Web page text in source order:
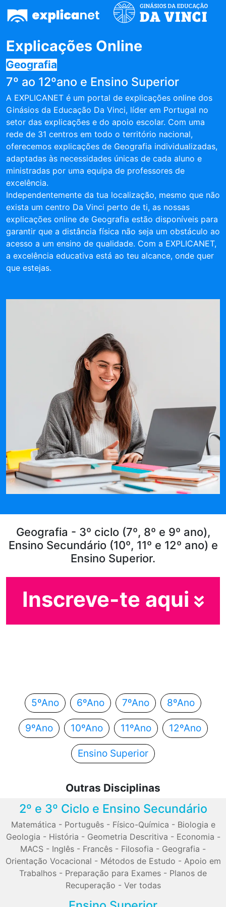
Explicações Online
Geografia
7º ao 12ºano e Ensino Superior
A EXPLICANET é um portal de explicações online dos
Ginásios da Educação Da Vinci, líder em Portugal no
setor das explicações e do apoio escolar. Com uma
rede de 31 centros em todo o território nacional,
oferecemos explicações de Geografia individualizadas,
adaptadas às necessidades únicas de cada aluno e
ministradas por uma equipa de professores de
excelência.
Independentemente da tua localização, mesmo que não
exista um centro Da Vinci perto de ti, as nossas
explicações online de Geografia estão disponíveis para
garantir que a distância física não seja um obstáculo ao
acesso a um ensino de qualidade. Com a EXPLICANET,
a excelência educativa está ao teu alcance, onde quer
que estejas.
Geografia - 3º ciclo (7º, 8º e 9º ano),
Ensino Secundário (10º, 11º e 12º ano) e
Ensino Superior.
Inscreve-te aqui
5ºAno 6ºAno 7ºAno 8ºAno
9ºAno 10ºAno 11ºAno 12ºAno
Ensino Superior
Outras Disciplinas
2º e 3º Ciclo e Ensino Secundário
Matemática - Português- Físico-Química - Biologia e
Geologia - História - Geometria Descritiva - Economia -
MACS - Inglês - Francês - Filosofia - Geografia -
Orientação Vocacional - Métodos de Estudo - Apoio em
Trabalhos - Preparação para Exames - Planos de
Recuperação - Ver todas